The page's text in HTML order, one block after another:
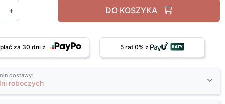
+ DO KOSZYKA
za 30 dni z 5 rat 0% z
dostawy:
roboczych